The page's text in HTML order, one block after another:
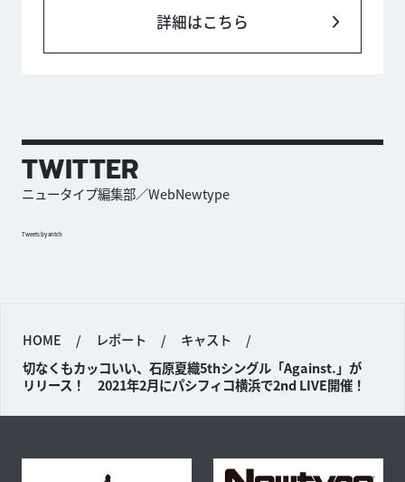
詳細はこちら
TWITTER
ニュータイプ編集部／WebNewtype
Tweets by antch
HOME / レポート / キャスト
/
切なくもカッコいい、石原夏織5thシングル「Against.」が
リリース！ 2021年2月にパシフィコ横浜で2nd LIVE開催！